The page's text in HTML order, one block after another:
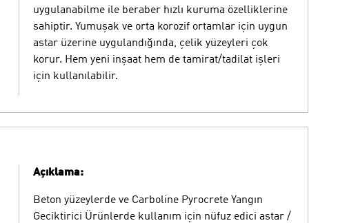
uygulanabilme ile beraber hızlı kuruma özelliklerine
sahiptir. Yumuşak ve orta korozif ortamlar için uygun
astar üzerine uygulandığında, çelik yüzeyleri çok
korur. Hem yeni inşaat hem de tamirat/tadilat işleri
için kullanılabilir.
Açıklama:
Beton yüzeylerde ve Carboline Pyrocrete Yangın
Geciktirici Ürünlerde kullanım için nüfuz edici astar /